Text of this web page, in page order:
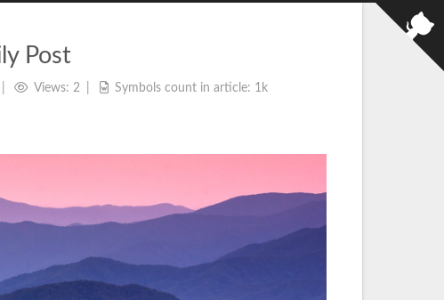
Post
Views:2 Symbols count in article: 1k